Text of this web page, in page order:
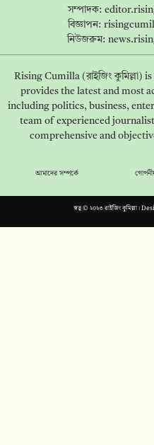
সম্পাদক:
বিজ্ঞাপন:
নিউজরুম:
Rising Cumilla (রাইজিং কুমিল্লা)
provides the latest and most
including politics, business,
team of experienced
comprehensive and
আমাদের সম্পর্কে
স্বত্ব © ২০২৩ রাইজিং কুমিল্লা।